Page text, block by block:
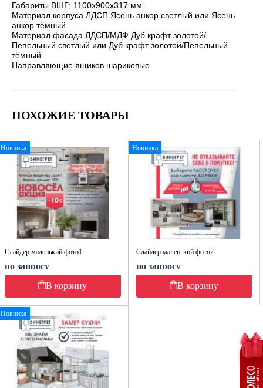
Габариты ВШГ: 1100х900х317 мм
Материал корпуса ЛДСП Ясень анкор светлый или Ясень
анкор тёмный
Материал фасада ЛДСП/МДФ Дуб крафт золотой/
Пепельный светлый или Дуб крафт золотой/Пепельный
тёмный
Направляющие ящиков шариковые
ПОХОЖИЕ ТОВАРЫ
Новинка
Слайдер маленький фото1
по запросу
В корзину
Новинка
Слайдер маленький фото2
по запросу
В корзину
Новинка